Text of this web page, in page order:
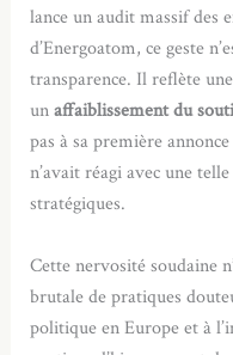
lance un audit massif des
d’Energoatom, ce geste
transparence. Il reflète
unaffaiblissement du
pas à sa première
n’avait réagi avec une
stratégiques.
Cette nervosité soudaine
brutale de pratiques
politique en Europe et à